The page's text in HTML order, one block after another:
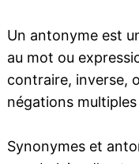
Un antonyme est
au mot ou
contraire, inverse,
négations
Synonymes et